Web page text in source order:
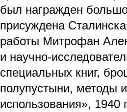
был награжден
присуждена
работы Митрофан
и научно-
специальных книг,
полупустыни, методы
использования»,